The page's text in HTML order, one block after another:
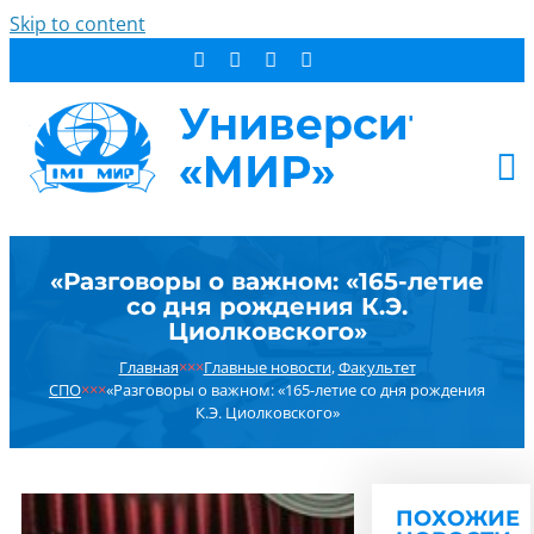
Skip to content
СТУДЕНТУ
ДОПОБРАЗОВАНИЕ
ОБ УНИВЕРСИТЕТЕ
НОВОСТИ
РЕЗУЛЬТАТ ПОИСКА:
«Разговоры о важном: «165-летие
со дня рождения К.Э.
Циолковского»
Главная×××Главные новости,Факультет
СПО×××«Разговоры о важном: «165-летие со дня рождения
К.Э. Циолковского»
ПОХОЖИЕ